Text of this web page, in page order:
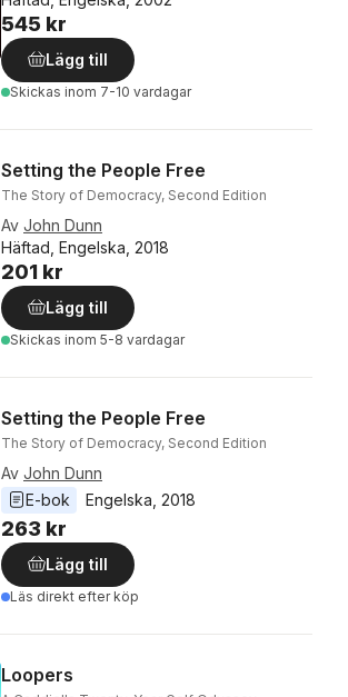
545 kr
Lägg till
Skickas inom 7-10 vardagar
Setting the People Free
The Story of Democracy, Second Edition
Av John Dunn
Häftad, Engelska, 2018
201 kr
Lägg till
Skickas inom 5-8 vardagar
Setting the People Free
The Story of Democracy, Second Edition
Av John Dunn
E-bok
Engelska 2018
263 kr
Lägg till
Läs direkt efter köp
Loopers